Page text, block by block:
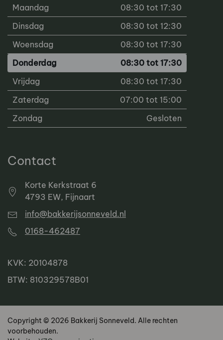
Maandag
08:30 tot 17:30
Dinsdag
08:30 tot 12:30
Woensdag
08:30 tot 17:30
Donderdag
08:30 tot 17:30
Vrijdag
08:30 tot 17:30
Zaterdag
07:00 tot 15:00
Zondag
Gesloten
Contact
Korte Kerkstraat 6
4793 EW, Fijnaart
info@bakkerijsonneveld.nl
0168-462487
KVK: 20104878
BTW: 810329578B01
Copyright © 2026 Bakkerij Sonneveld. Alle rechten
voorbehouden.